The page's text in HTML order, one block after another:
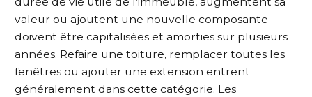
valeur ou ajoutent une nouvelle composante
doivent être capitalisées et amorties sur plusieurs
années. Refaire une toiture, remplacer toutes les
fenêtres ou ajouter une extension entrent
généralement dans cette catégorie. Les